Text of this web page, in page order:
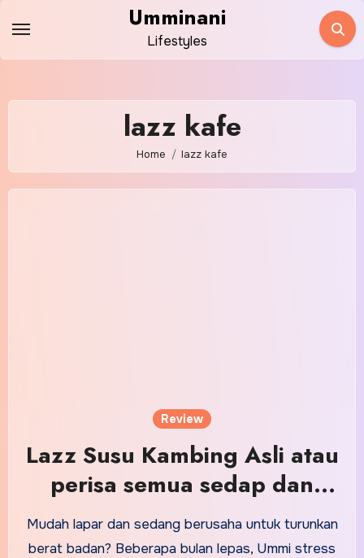
content
Umminani
Lifestyles
lazz kafe
Home lazz kafe
Review
Lazz Susu Kambing Asli atau
perisa semua sedap dan
untuk seisi keluarga
Mudah lapar dan sedang berusaha untuk turunkan
berat badan? Beberapa bulan lepas, Ummi stress